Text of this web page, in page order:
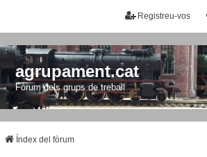
Registreu-vos
agrupament.cat
Fòrum dels grups de treball
Índex del fòrum